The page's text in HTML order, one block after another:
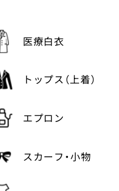
医療白衣
トップス（上着）
エプロン
スカーフ・小物